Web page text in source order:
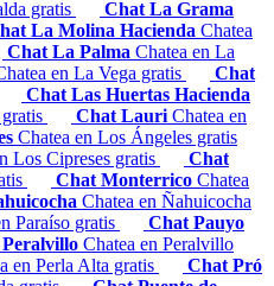
gratis
Chat La Grama
La Molina Hacienda Chatea
Chat La Palma Chatea en La
en La Vega gratis
Chat
Chat Las Huertas Hacienda
Chat Lauri Chatea en
Chatea en Los Ángeles gratis
Los Cipreses gratis
Chat
Chat Monterrico Chatea
Chatea en Ñahuicocha
Paraíso gratis
Chat Pauyo
Chatea en Peralvillo
en Perla Alta gratis
Chat Pró